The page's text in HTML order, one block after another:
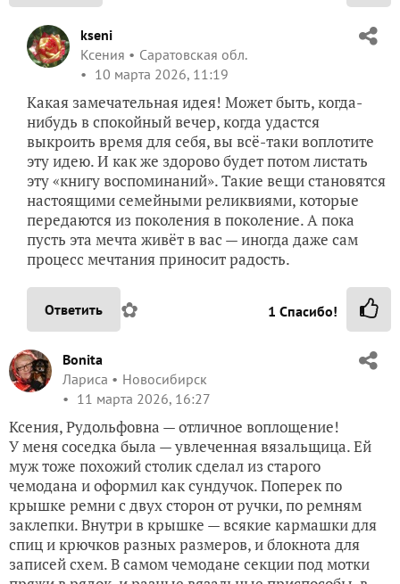
kseni
Ксения
Саратовская обл.
10 марта 2026, 11:19
Какая замечательная идея! Может быть, когда-
нибудь в спокойный вечер, когда удастся
выкроить время для себя, вы всё-таки воплотите
эту идею. И как же здорово будет потом листать
эту «книгу воспоминаний». Такие вещи становятся
настоящими семейными реликвиями, которые
передаются из поколения в поколение. А пока
пусть эта мечта живёт в вас — иногда даже сам
процесс мечтания приносит радость.
Ответить ✿ 1 Спасибо!
Bonita
Лариса
Новосибирск
11 марта 2026, 16:27
Ксения, Рудольфовна — отличное воплощение!
У меня соседка была — увлеченная вязальщица. Ей
муж тоже похожий столик сделал из старого
чемодана и оформил как сундучок. Поперек по
крышке ремни с двух сторон от ручки, по ремням
заклепки. Внутри в крышке — всякие кармашки для
спиц и крючков разных размеров, и блокнота для
записей схем. В самом чемодане секции под мотки